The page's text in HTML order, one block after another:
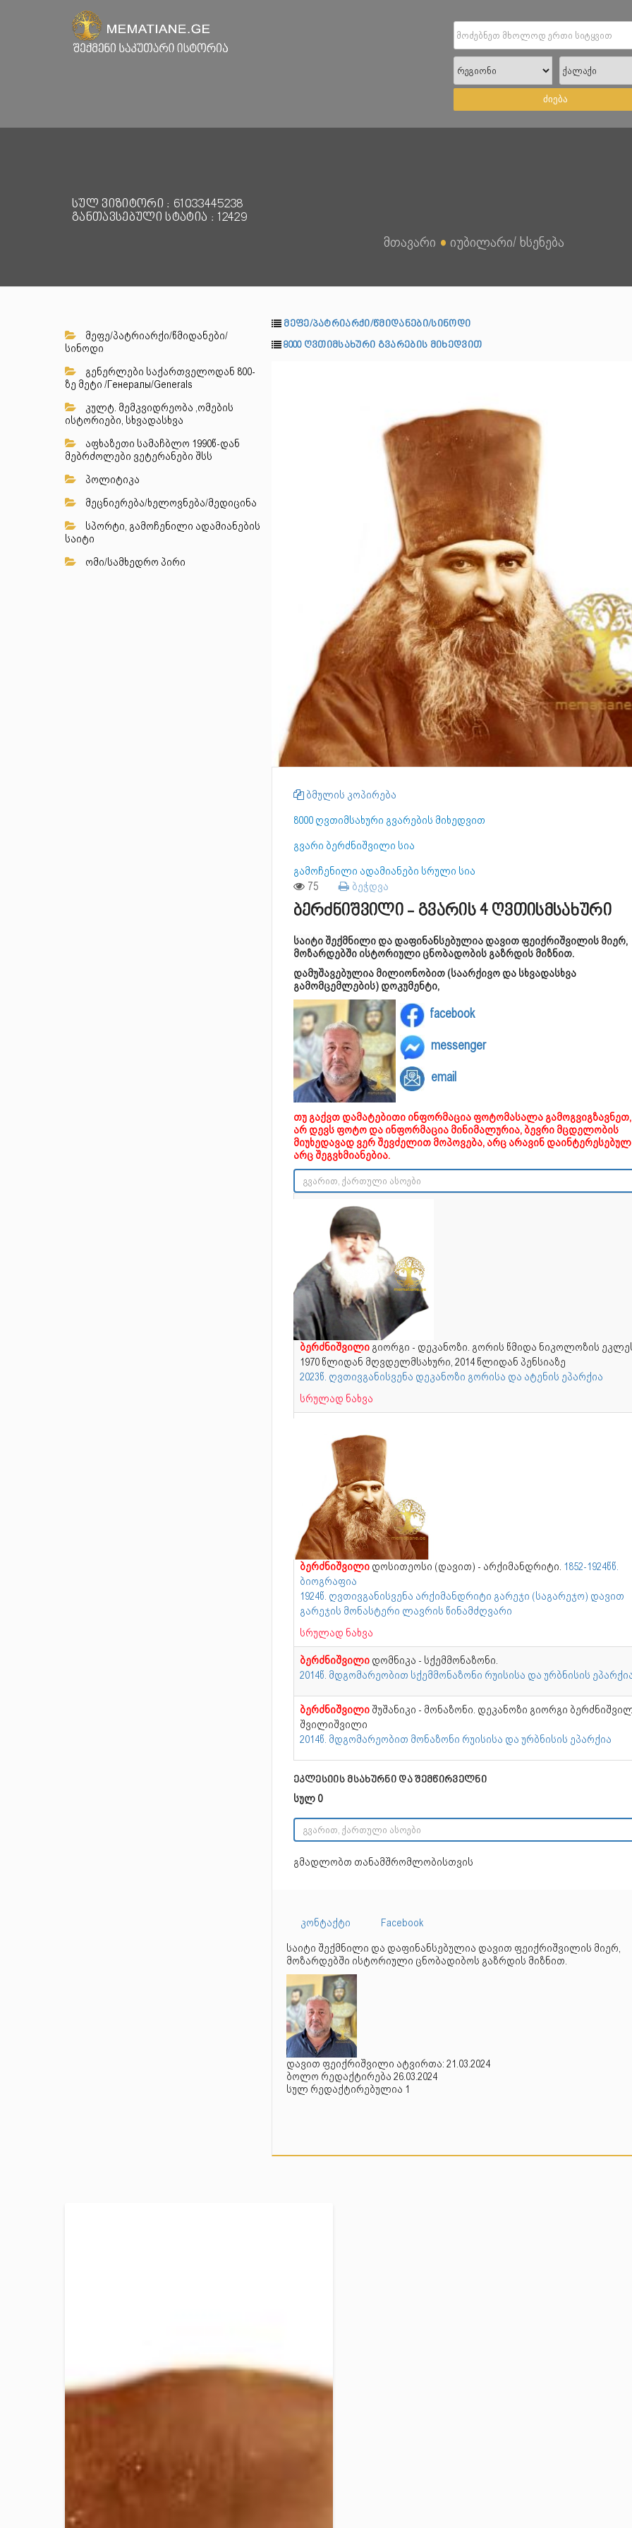
ძიება
სულ ვიზიტორი : 61033445238
განთავსებული სტატია : 12429
მთავარი ● იუბილარი/ ხსენება
მეფე/პატრიარქი/წმიდანები/
სინოდი
გენერლები საქართველოდან 800-
ზე მეტი /Генералы/Generals
კულტ. მემკვიდრეობა ,ომების
ისტორიები, სხვადასხვა
აფხაზეთი სამაჩბლო 1990წ-დან
მებრძოლები ვეტერანები შსს
პოლიტიკა
მეცნიერება/ხელოვნება/მედიცინა
სპორტი, გამოჩენილი ადამიანების
საიტი
ომი/სამხედრო პირი
მეფე/პატრიარქი/წმიდანები/სინოდი
8000 ღვთიმსახური გვარების მიხედვით
ბმულის კოპირება
8000 ღვთიმსახური გვარების მიხედვით
გვარი ბერძნიშვილი სია
გამოჩენილი ადამიანები სრული სია
75 ბეჭდვა
ბერძნიშვილი - გვარის 4 ღვთისმსახური
საიტი შექმნილი და დაფინანსებულია დავით ფეიქრიშვილის მიერ,
მოზარდებში ისტორიული ცნობადობის გაზრდის მიზნით.
დამუშავებულია მილიონობით (საარქივო და სხვადასხვა
გამომცემლების) დოკუმენტი,
facebook
messenger
email
თუ გაქვთ დამატებითი ინფორმაცია ფოტომასალა
არ დევს ფოტო და ინფორმაცია მინიმალურია, ბევრი მცდელობის
მიუხედავად ვერ შევძელით მოპოვება, არც არავინ
არც შეგვხმიანებია.
ბერძნიშვილიგიორგი - დეკანოზი. გორის წმიდა ნიკოლოზის
1970 წლიდან მღვდელმსახური, 2014 წლიდან პენსიაზე
2023წ. ღვთივგანისვენა დეკანოზი გორისა და ატენის ეპარქია
სრულად ნახვა
ბერძნიშვილიდოსითეოსი (დავით) - არქიმანდრიტი. 1852-1924წწ.
ბიოგრაფია
1924წ. ღვთივგანისვენა არქიმანდრიტი გარეჯი (საგარეჯო) დავით
გარეჯის მონასტერი ლავრის წინამძღვარი
სრულად ნახვა
ბერძნიშვილიდომნიკა - სქემმონაზონი.
2014წ. მდგომარეობით სქემმონაზონი რუისისა და ურბნისის
ბერძნიშვილიშუშანიკი - მონაზონი. დეკანოზი გიორგი
შვილიშვილი
2014წ. მდგომარეობით მონაზონი რუისისა და ურბნისის ეპარქია
ეკლესიის მსახურნი და შემწირველნი
სულ 0
გმადლობთ თანამშრომლობისთვის
კონტაქტი
Facebook
საიტი შექმნილი და დაფინანსებულია დავით ფეიქრიშვილის მიერ,
მოზარდებში ისტორიული ცნობადიბოს გაზრდის მიზნით.
დავით ფეიქრიშვილი ატვირთა: 21.03.2024
ბოლო რედაქტირება 26.03.2024
სულ რედაქტირებულია 1